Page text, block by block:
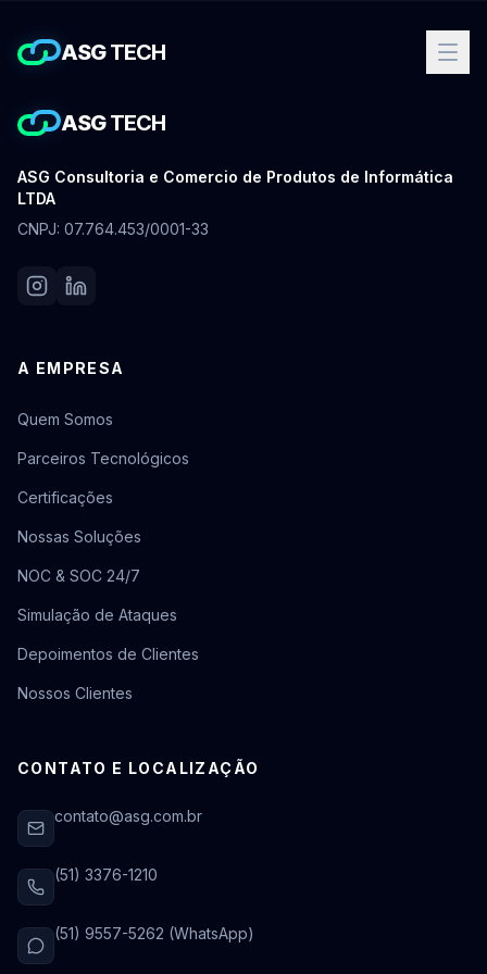
ASG TECH
ASG TECH
ASG Consultoria e Comercio de Produtos de Informática
LTDA
CNPJ: 07.764.453/0001-33
A EMPRESA
Quem Somos
Parceiros Tecnológicos
Certificações
Nossas Soluções
NOC & SOC 24/7
Simulação de Ataques
Depoimentos de Clientes
Nossos Clientes
CONTATO E LOCALIZAÇÃO
contato@asg.com.br
(51) 3376-1210
(51) 9557-5262 (WhatsApp)